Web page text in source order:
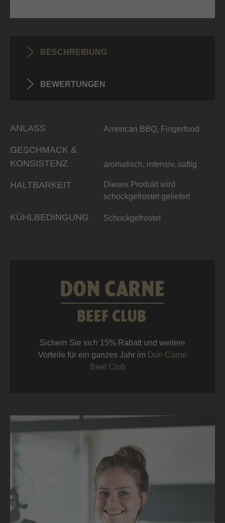
BESCHREIBUNG
BEWERTUNGEN
ANLASS American BBQ, Fingerfood
GESCHMACK &
KONSISTENZ
aromatisch, intensiv, saftig
HALTBARKEIT
Dieses Produkt wird
schockgefrostet geliefert
KÜHLBEDINGUNG Schockgefrostet
Sichern Sie sich 15% Rabatt und weitere
Vorteile für ein ganzes Jahr im Don Carne
Beef Club